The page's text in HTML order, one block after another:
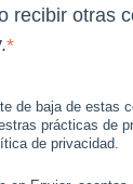
recibir otras
*
de baja de estas
prácticas de
de privacidad.